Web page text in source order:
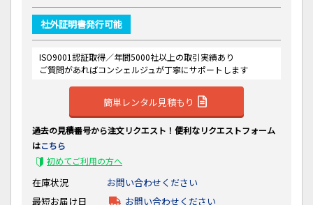
社外証明書発行可能
ISO9001認証取得／年間5000社以上の取引実績あり
ご質問があればコンシェルジュが丁寧にサポートします
簡単レンタル見積もり
過去の見積番号から注文リクエスト！便利なリクエストフォーム
はこちら
初めてご利用の方へ
在庫状況
お問い合わせください
最短お届け日
お問い合わせください